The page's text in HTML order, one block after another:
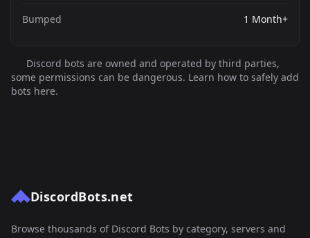
Bumped 1 Month+
Discord bots are owned and operated by third parties,
some permissions can be dangerous. Learn how to safely add
bots here.
DiscordBots.net
Browse thousands of Discord Bots by category, servers and